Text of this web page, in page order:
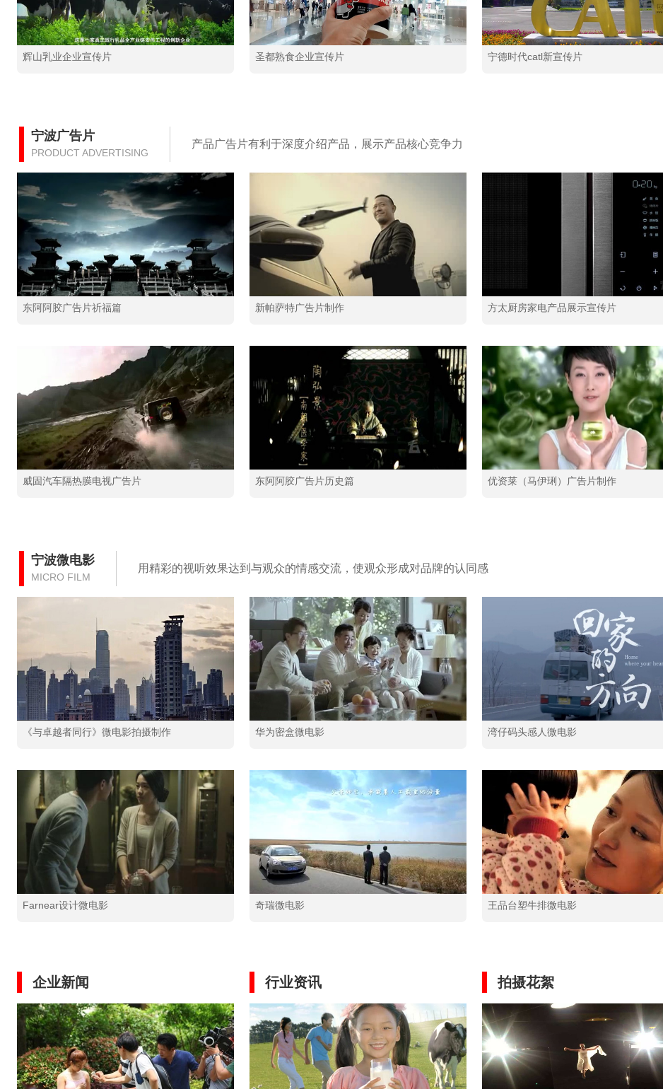
辉山乳业企业宣传片 圣都熟食企业宣传片 宁德时代catl新宣传片
宁波广告片
PRODUCT ADVERTISING
产品广告片有利于深度介绍产品，展示产品核心竞争力
东阿阿胶广告片祈福篇 新帕萨特广告片制作 方太厨房家电产品展示宣传片
威固汽车隔热膜电视广告片 东阿阿胶广告片历史篇 优资莱（马伊琍）广告片制作
宁波微电影
MICRO FILM
用精彩的视听效果达到与观众的情感交流，使观众形成对品牌的认同感
《与卓越者同行》微电影拍摄制作 华为密盒微电影 湾仔码头感人微电影
Farnear设计微电影 奇瑞微电影 王品台塑牛排微电影
企业新闻 行业资讯 拍摄花絮